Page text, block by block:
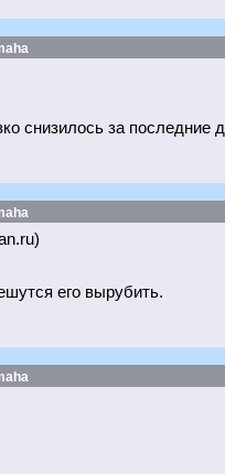
снизилось за последние
его вырубить.